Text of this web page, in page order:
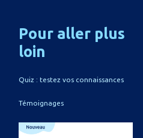
Pour aller plus
loin
Quiz : testez vos connaissances
Témoignages